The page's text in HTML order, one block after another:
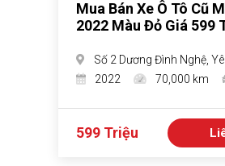
Mua Bán Xe Ô Tô Cũ
2022 Màu Đỏ Giá 599
Số 2 Dương Đình Nghệ,
2022
70,000 km
599 Triệu